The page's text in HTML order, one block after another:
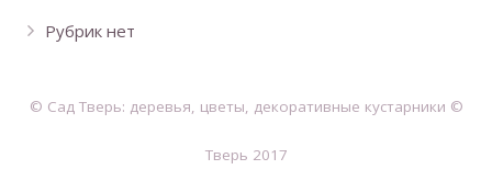
Рубрик нет
© Сад Тверь: деревья, цветы, декоративные кустарники ©
Тверь 2017